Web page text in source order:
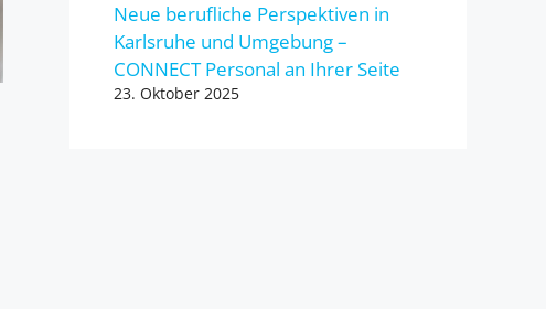
Neue berufliche Perspektiven in
Karlsruhe und Umgebung –
CONNECT Personal an Ihrer Seite
23. Oktober 2025